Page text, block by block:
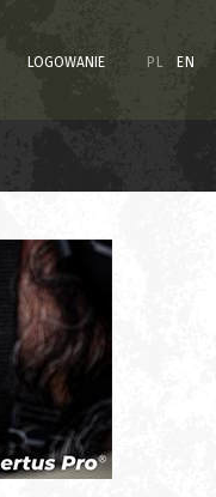
LOGOWANIE PL EN